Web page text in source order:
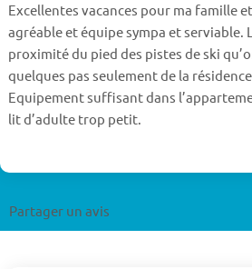
Excellentes vacances pour ma famille
agréable et équipe sympa et serviable.
proximité du pied des pistes de ski
quelques pas seulement de la
Equipement suffisant dans
lit d’adulte trop petit.
Partager un avis